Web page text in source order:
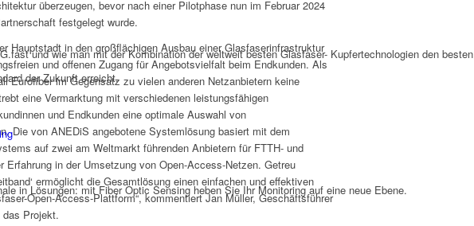
und wie man mit der Kombination der weltweit besten Glasfaser- Kupfertechnologien den besten
der Zukunft erreicht.
in Lösungen: mit Fiber Optic Sensing heben Sie Ihr Monitoring auf eine neue Ebene.
überzeugen, bevor nach einer Pilotphase nun im Februar 2024
festgelegt wurde.
Hauptstadt in den großflächigen Ausbau einer Glasfaserinfrastruktur
und offenen Zugang für Angebotsvielfalt beim Endkunden. Als
Eurofiber im Gegensatz zu vielen anderen Netzanbietern keine
eine Vermarktung mit verschiedenen leistungsfähigen
und Endkunden eine optimale Auswahl von
Die von ANEDiS angebotene Systemlösung basiert mit dem
auf zwei am Weltmarkt führenden Anbietern für FTTH- und
Erfahrung in der Umsetzung von Open-Access-Netzen. Getreu
ermöglicht die Gesamtlösung einen einfachen und effektiven
Open-Access-Plattform“, kommentiert Jan Müller, Geschäftsführer
Projekt.